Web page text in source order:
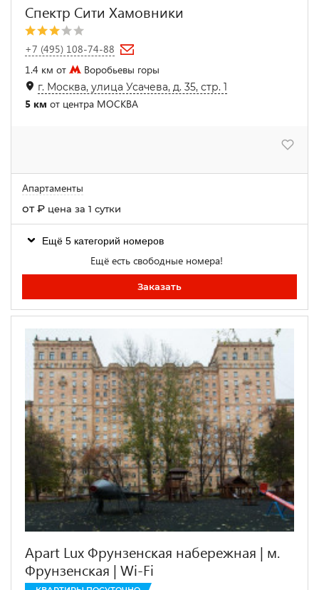
Спектр Сити Хамовники
+7 (495) 108-74-88
1.4 км от
Воробьевы горы
г. Москва, улица Усачева, д. 35, стр. 1
5 км от центра МОСКВА
Апартаменты
от₽ цена за 1 сутки
Ещё 5 категорий номеров
Ещё есть свободные номера!
Заказать
Apart Lux Фрунзенская набережная | м.
Фрунзенская | Wi-Fi